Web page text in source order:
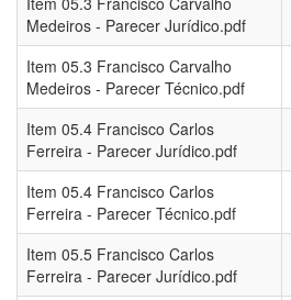
Medeiros - Parecer Jurídico.pdf
Item 05.3 Francisco Carvalho
Medeiros - Parecer Técnico.pdf
Item 05.4 Francisco Carlos
Ferreira - Parecer Jurídico.pdf
Item 05.4 Francisco Carlos
Ferreira - Parecer Técnico.pdf
Item 05.5 Francisco Carlos
Ferreira - Parecer Jurídico.pdf